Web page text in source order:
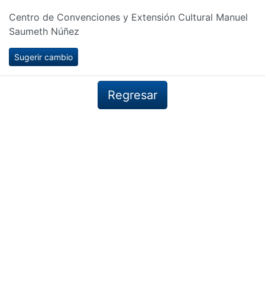
Centro de Convenciones y Extensión Cultural Manuel
Saumeth Núñez
Sugerir cambio
Regresar